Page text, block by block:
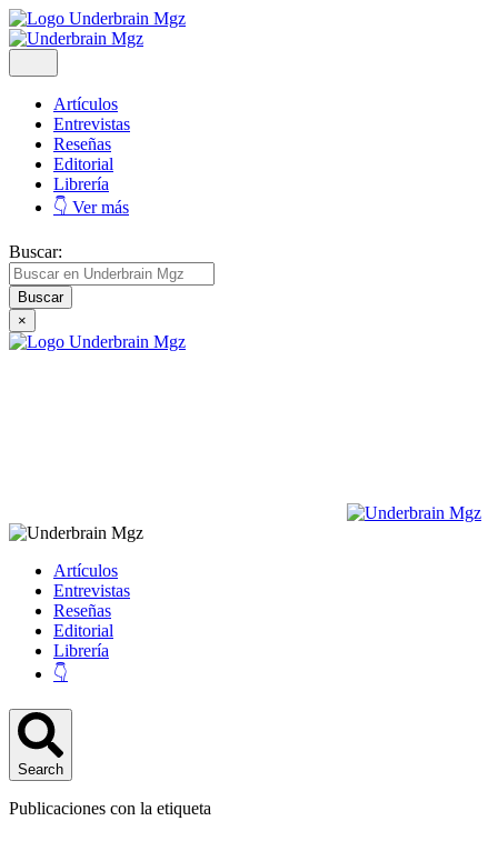
Artículos
Entrevistas
Reseñas
Editorial
Librería
👇 Ver más
Buscar:
×
Artículos
Entrevistas
Reseñas
Editorial
Librería
👇
Search
Publicaciones con la etiqueta